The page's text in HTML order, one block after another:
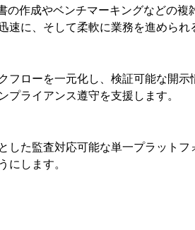
の作成やベンチマーキングなどの複
に、そして柔軟に業務を進められ
フローを一元化し、検証可能な開示
ライアンス遵守を支援します。
した監査対応可能な単一プラットフ
にします。